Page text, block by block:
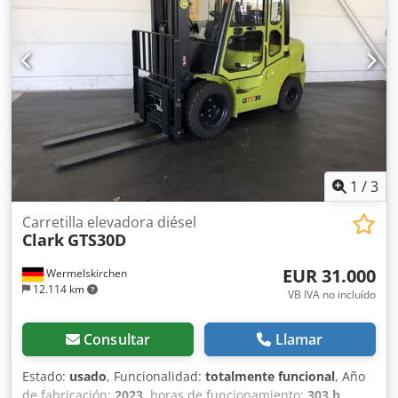
1 /3
Wermelskirchen
12.114 km
Carretilla elevadora diésel
Clark GTS30D
EUR 31.000
VB IVA no incluído
Consultar Llamar
Estado: usado, Funcionalidad: totalmente funcional, Año